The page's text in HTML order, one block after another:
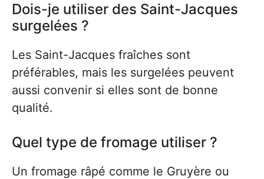
Dois-je utiliser des Saint-Jacques
surgelées ?
Les Saint-Jacques fraîches sont
préférables, mais les surgelées peuvent
aussi convenir si elles sont de bonne
qualité.
Quel type de fromage utiliser ?
Un fromage râpé comme le Gruyère ou